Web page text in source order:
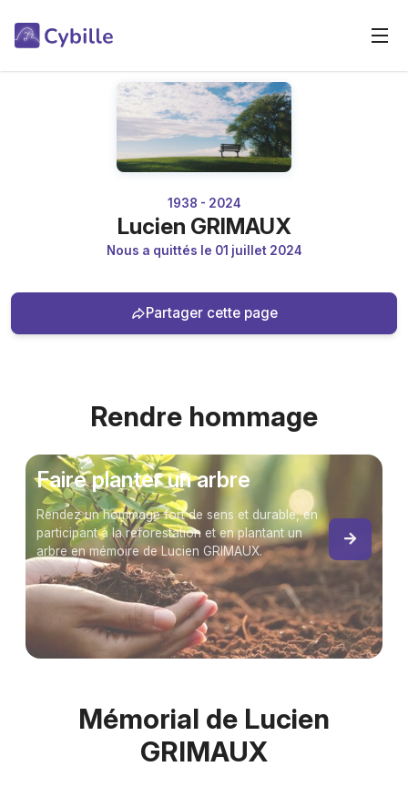
1938 - 2024
Lucien GRIMAUX
Nous a quittés le 01 juillet 2024
Partager cette page
Rendre hommage
Faire planter un arbre
Rendez un hommage fort de sens et durable, en
participant à la reforestation et en plantant un
arbre en mémoire de Lucien GRIMAUX.
Mémorial de Lucien
GRIMAUX